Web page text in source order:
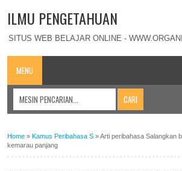
ILMU PENGETAHUAN
SITUS WEB BELAJAR ONLINE -
MENU
Home » Kamus Peribahasa S »Arti peribahasa Salangkan
kemarau panjang